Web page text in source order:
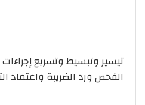
تيسير وتبسيط وتسريع
الفحص ورد الضريبة واعتماد